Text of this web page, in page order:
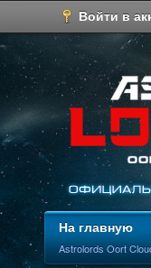
Войти в
На главную
Astrolords Oort